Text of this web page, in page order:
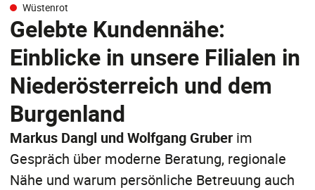
Wüstenrot
Gelebte Kundennähe:
Einblicke in unsere Filialen in
Niederösterreich und dem
Burgenland
Markus Dangl und Wolfgang Gruberim
Gespräch über moderne Beratung, regionale
Nähe und warum persönliche Betreuung auch